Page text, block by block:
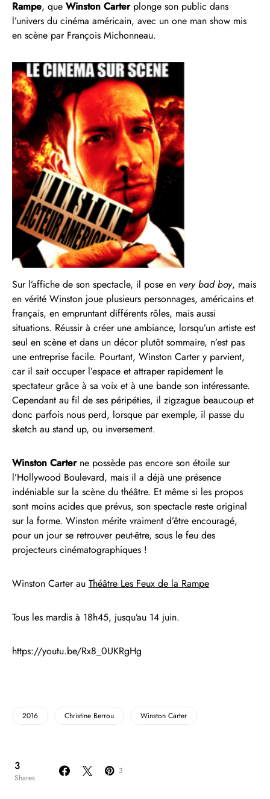
Rampe, que Winston Carterplonge son public dans
l’univers du cinéma américain, avec un one man show mis
en scène par François Michonneau.
Sur l’affiche de son spectacle, il pose en very bad boy, mais
en vérité Winston joue plusieurs personnages, américains et
français, en empruntant différents rôles, mais aussi
situations. Réussir à créer une ambiance, lorsqu’un artiste est
seul en scène et dans un décor plutôt sommaire, n’est pas
une entreprise facile. Pourtant, Winston Carter y parvient,
car il sait occuper l’espace et attraper rapidement le
spectateur grâce à sa voix et à une bande son intéressante.
Cependant au fil de ses péripéties, il zigzague beaucoup et
donc parfois nous perd, lorsque par exemple, il passe du
sketch au stand up, ou inversement.
Winston Carterne possède pas encore son étoile sur
l’Hollywood Boulevard, mais il a déjà une présence
indéniable sur la scène du théâtre. Et même si les propos
sont moins acides que prévus, son spectacle reste original
sur la forme. Winston mérite vraiment d’être encouragé,
pour un jour se retrouver peut-être, sous le feu des
projecteurs cinématographiques !
Winston Carter au Théâtre Les Feux de la Rampe
Tous les mardis à 18h45, jusqu’au 14 juin.
https://youtu.be/Rx8_0UKRgHg
2016 Christine Berrou Winston Carter
3
Shares
3